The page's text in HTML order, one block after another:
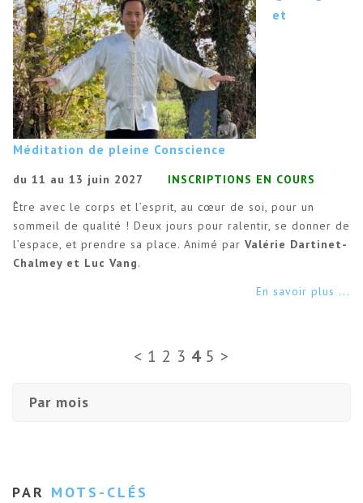
et
Méditation de pleine Conscience
du 11 au 13 juin 2027
INSCRIPTIONS EN COURS
Être avec le corps et l’esprit, au cœur de soi, pour un
sommeil de qualité ! Deux jours pour ralentir, se donner de
l’espace, et prendre sa place. Animé par Valérie Dartinet-
Chalmey et Luc Vang.
En savoir plus ...
< 1 2 3 4 5 >
Par mois
PAR MOTS-CLÉS